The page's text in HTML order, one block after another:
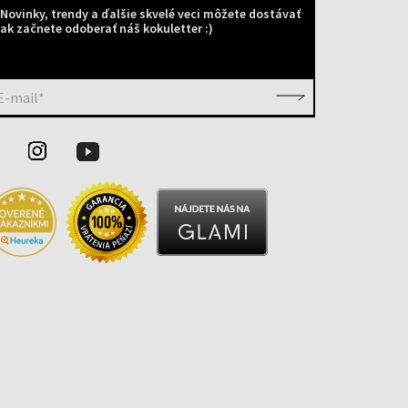
Novinky, trendy a ďalšie skvelé veci môžete dostávať
ak začnete odoberať náš kokuletter :)
mail*